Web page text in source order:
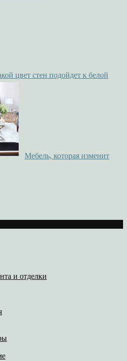
цвет стен подойдет к белой
Мебель, которая изменит
и отделки